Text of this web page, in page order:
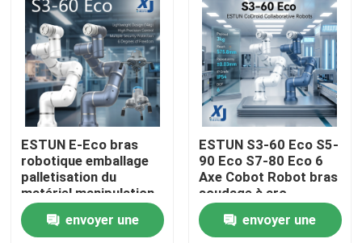
À la maison
Produits
Vidéos
ESTUN E-Eco bras
robotique emballage
palletisation du
matériel manipulation
robot collaboratif
avec OnRobot Grriper
envoyer une
ESTUN S3-60 Eco S5-
90 Eco S7-80 Eco 6
Axe Cobot Robot bras
soudage à arc
collaboratif robot
CNGBS positionneur
envoyer une